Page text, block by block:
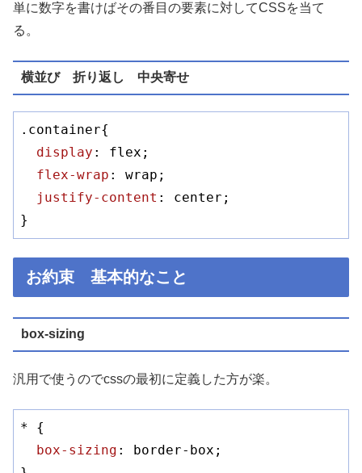
単に数字を書けばその番目の要素に対してCSSを当て
る。
横並び 折り返し 中央寄せ
.container{
display : flex;
flex-wrap : wrap;
justify-content : center;
}
お約束 基本的なこと
box-sizing
汎用で使うのでcssの最初に定義した方が楽。
* {
box-sizing : border-box;